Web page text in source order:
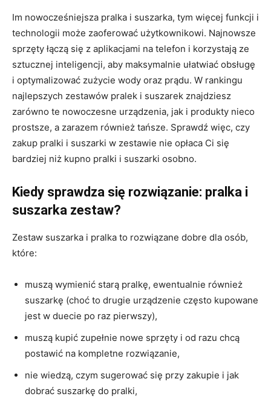
Im nowocześniejsza pralka i suszarka, tym więcej funkcji i
technologii może zaoferować użytkownikowi. Najnowsze
sprzęty łączą się z aplikacjami na telefon i korzystają ze
sztucznej inteligencji, aby maksymalnie ułatwiać obsługę
i optymalizować zużycie wody oraz prądu. W rankingu
najlepszych zestawów pralek i suszarek znajdziesz
zarówno te nowoczesne urządzenia, jak i produkty nieco
prostsze, a zarazem również tańsze. Sprawdź więc, czy
zakup pralki i suszarki w zestawie nie opłaca Ci się
bardziej niż kupno pralki i suszarki osobno.
Kiedy sprawdza się rozwiązanie: pralka i
suszarka zestaw?
Zestaw suszarka i pralka to rozwiązane dobre dla osób,
które:
muszą wymienić starą pralkę, ewentualnie również
suszarkę (choć to drugie urządzenie często kupowane
jest w duecie po raz pierwszy),
muszą kupić zupełnie nowe sprzęty i od razu chcą
postawić na kompletne rozwiązanie,
nie wiedzą, czym sugerować się przy zakupie i jak
dobrać suszarkę do pralki,